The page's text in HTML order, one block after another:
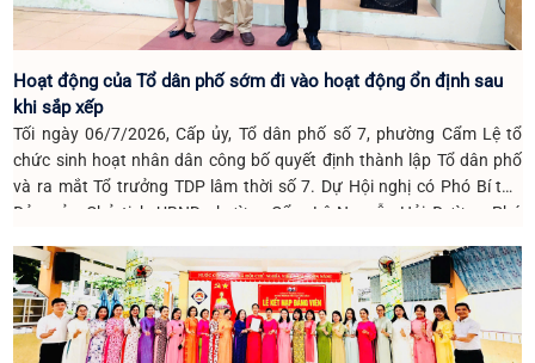
Hoạt động của Tổ dân phố sớm đi vào hoạt động ổn định sau
khi sắp xếp
Tối ngày 06/7/2026, Cấp ủy, Tổ dân phố số 7, phường Cẩm Lệ tổ
chức sinh hoạt nhân dân công bố quyết định thành lập Tổ dân phố
và ra mắt Tổ trưởng TDP lâm thời số 7. Dự Hội nghị có Phó Bí thư
Đảng ủy, Chủ tịch UBND phường Cẩm Lệ Nguyễn Hải Đường; Phó
đồng chí Bí thư, Trưởng Ban CTMT, Tổ trưởng TDP số 7 và toàn thể
bà con Nhân dân TDP số 7.